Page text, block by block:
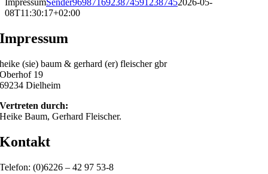
ImpressumSender96987169238745912387452026-05-
08T11:30:17+02:00
Impressum
heike (sie) baum & gerhard (er) fleischer gbr
Oberhof 19
69234 Dielheim
Vertreten durch:
Heike Baum, Gerhard Fleischer.
Kontakt
Telefon: (0)6226 – 42 97 53-8